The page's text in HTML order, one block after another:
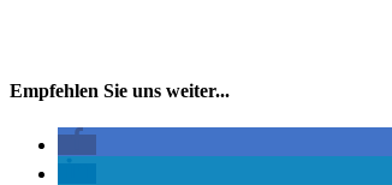
Empfehlen Sie uns weiter...